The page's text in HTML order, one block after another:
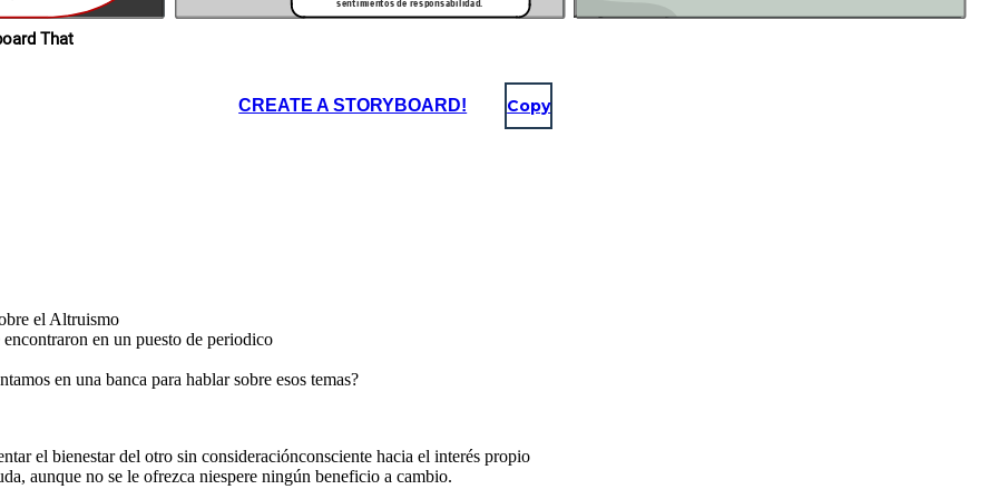
se reduzca.
amiga
en Storyboard That
sentimientos de responsabilidad.
CREATE A STORYBOARD! Copy
el Altruismo
en un puesto de periodico
en una banca para hablar sobre esos temas?
el bienestar del otro sin consideraciónconsciente hacia el interés propio
aunque no se le ofrezca niespere ningún beneficio a cambio.